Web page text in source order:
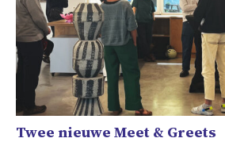
Twee nieuwe Meet & Greets